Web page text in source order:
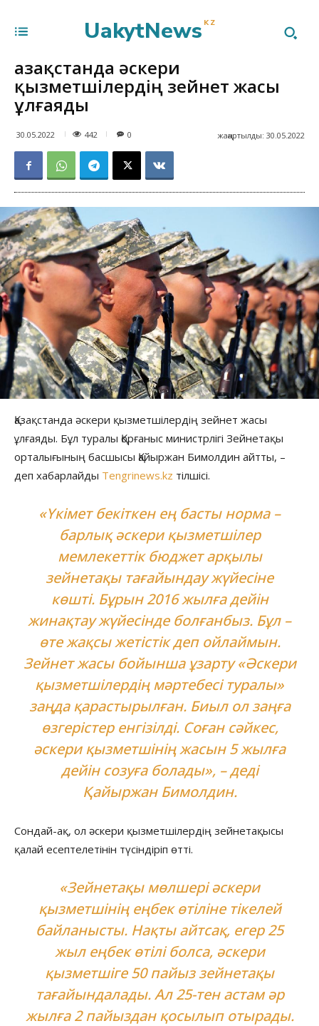
UakytNews KZ
Қазақстанда әскери
қызметшілердің зейнет жасы
ұлғаяды
30.05.2022 442 жаңартылды: 30.05.2022
0
Қазақстанда әскери қызметшілердің зейнет жасы
ұлғаяды. Бұл туралы Қорғаныс министрлігі Зейнетақы
орталығының басшысы Қайыржан Бимолдин айтты, –
деп хабарлайды Tengrinews.kz тілшісі.
«Үкімет бекіткен ең басты норма –
барлық әскери қызметшілер
мемлекеттік бюджет арқылы
зейнетақы тағайындау жүйесіне
көшті. Бұрын 2016 жылға дейін
жинақтау жүйесінде болғанбыз. Бұл –
өте жақсы жетістік деп ойлаймын.
Зейнет жасы бойынша ұзарту «Әскери
қызметшілердің мәртебесі туралы»
заңда қарастырылған. Биыл ол заңға
өзгерістер енгізілді. Соған сәйкес,
әскери қызметшінің жасын 5 жылға
дейін созуға болады», – деді
Қайыржан Бимолдин.
Сондай-ақ, ол әскери қызметшілердің зейнетақысы
қалай есептелетінін түсіндіріп өтті.
«Зейнетақы мөлшері әскери
қызметшінің еңбек өтіліне тікелей
байланысты. Нақты айтсақ, егер 25
жыл еңбек өтілі болса, әскери
қызметшіге 50 пайыз зейнетақы
тағайындалады. Ал 25-тен астам әр
жылға 2 пайыздан қосылып отырады.